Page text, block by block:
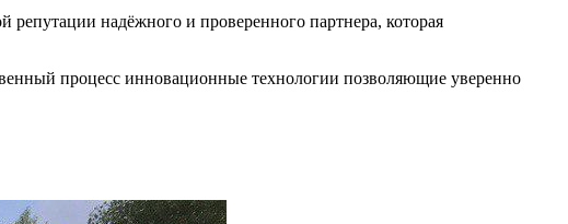
надёжного и проверенного партнера, которая
процесс инновационные технологии позволяющие уверенно